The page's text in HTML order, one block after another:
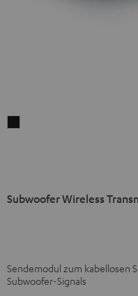
Subwoofer Wireless
Sendemodul zum kabellosen
Subwoofer-Signals